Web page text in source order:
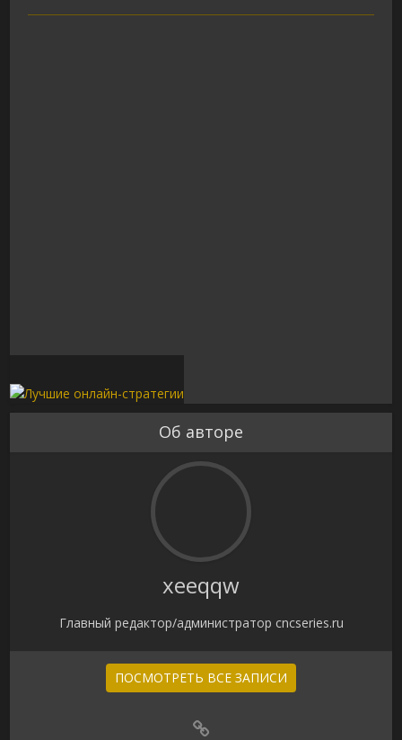
Об авторе
xeeqqw
Главный редактор/администратор cncseries.ru
ПОСМОТРЕТЬ ВСЕ ЗАПИСИ